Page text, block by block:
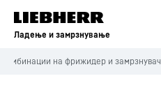
Ладење и замрзнување
на фрижидер и замрзнувач